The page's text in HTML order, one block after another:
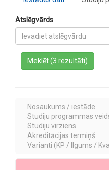
Atslēgvārds
Meklēt (3 rezultāti)
Nosaukums / iestāde
Studiju programmas
Studiju virziens
Akreditācijas termiņš
Varianti (KP / Ilgums /